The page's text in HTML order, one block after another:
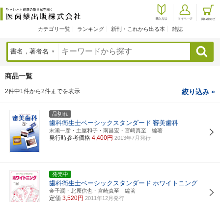
カテゴリ一覧 ランキング 新刊・これから出る本 雑誌
検索
商品一覧
2件中1件から2件までを表示 絞り込み »
品切れ
歯科衛生士ベーシックスタンダード 審美歯科
末瀬一彦・土屋和子・南昌宏・宮崎真至 編著
発行時参考価格 4,400円 2013年7月発行
発売中
歯科衛生士ベーシックスタンダード ホワイトニング
金子潤・北原信也・宮崎真至 編著
定価 3,520円 2011年12月発行